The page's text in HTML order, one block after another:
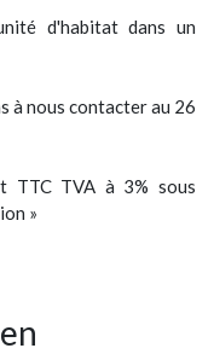
d'habitat dans un
à nous contacter au 26
TTC TVA à 3% sous
»